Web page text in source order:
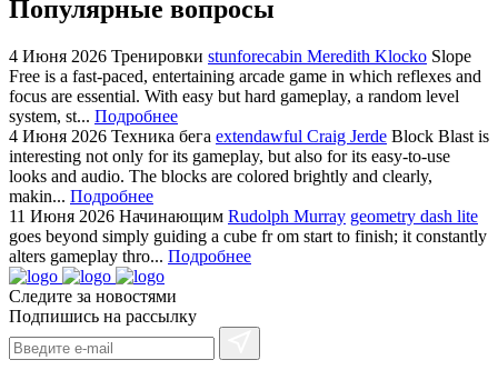
Популярные вопросы
4 Июня 2026 Тренировки stunforecabin Meredith Klocko Slope
Free is a fast-paced, entertaining arcade game in which reflexes and
focus are essential. With easy but hard gameplay, a random level
system, st... Подробнее
4 Июня 2026 Техника бега extendawful Craig Jerde Block Blast is
interesting not only for its gameplay, but also for its easy-to-use
looks and audio. The blocks are colored brightly and clearly,
makin... Подробнее
11 Июня 2026 Начинающим Rudolph Murray geometry dash lite
goes beyond simply guiding a cube fr om start to finish; it constantly
alters gameplay thro... Подробнее
Следите за новостями
Подпишись на рассылку